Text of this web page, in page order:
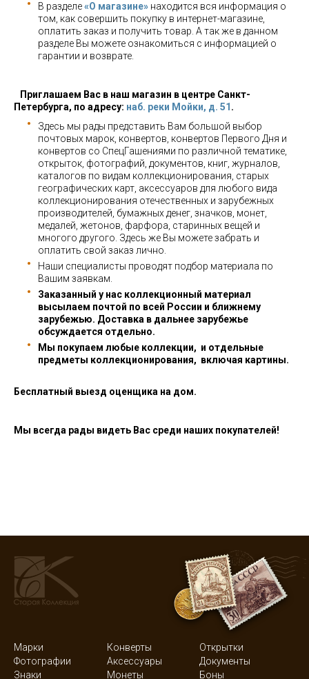
В разделе«О магазине» находится вся информация о
том, как совершить покупку в интернет-магазине,
оплатить заказ и получить товар. А так же в данном
разделе Вы можете ознакомиться с информацией о
гарантии и возврате.
Приглашаем Вас в наш магазин в центре Санкт-
Петербурга, по адресу: наб. реки Мойки, д. 51 .
Здесь мы рады представить Вам большой выбор
почтовых марок, конвертов, конвертов Первого Дня и
конвертов со СпецГашениями по различной тематике,
открыток, фотографий, документов, книг, журналов,
каталогов по видам коллекционирования, старых
географических карт, аксессуаров для любого вида
коллекционирования отечественных и зарубежных
производителей, бумажных денег, значков, монет,
медалей, жетонов, фарфора, старинных вещей и
многого другого. Здесь же Вы можете забрать и
оплатить свой заказ лично.
Наши специалисты проводят подбор материала по
Вашим заявкам.
Заказанный у нас коллекционный материал
высылаем почтой по всей России и ближнему
зарубежью. Доставка в дальнее зарубежье
обсуждается отдельно.
Мы покупаем любые коллекции, и отдельные
предметы коллекционирования, включая картины.
Бесплатный выезд оценщика на дом.
Мы всегда рады видеть Вас среди наших покупателей!
Марки Конверты
Открытки
Фотографии
Аксессуары
Документы
Знаки
Монеты Боны